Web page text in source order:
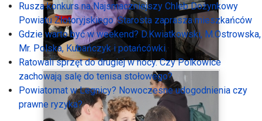
Rusza konkurs na Najsmaczniejszy Chleb Dożynkowy
Powiatu Złotoryjskiego. Starosta zaprasza mieszkańców
Gdzie warto być w weekend? D.Kwiatkowski, M.Ostrowska,
Mr. Polska, Kubańczyk i potańcówki.
Ratowali sprzęt do drugiej w nocy. Czy Polkowice
zachowają salę do tenisa stołowego?
Powiatomat w Legnicy? Nowoczesne udogodnienia czy
prawne ryzyka?